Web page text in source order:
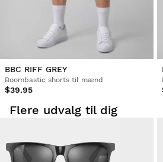
Refusion via den oprindelige
BBC RIFF GREY
Boombastic shorts til mænd
$39.95
Flere udvalg til dig